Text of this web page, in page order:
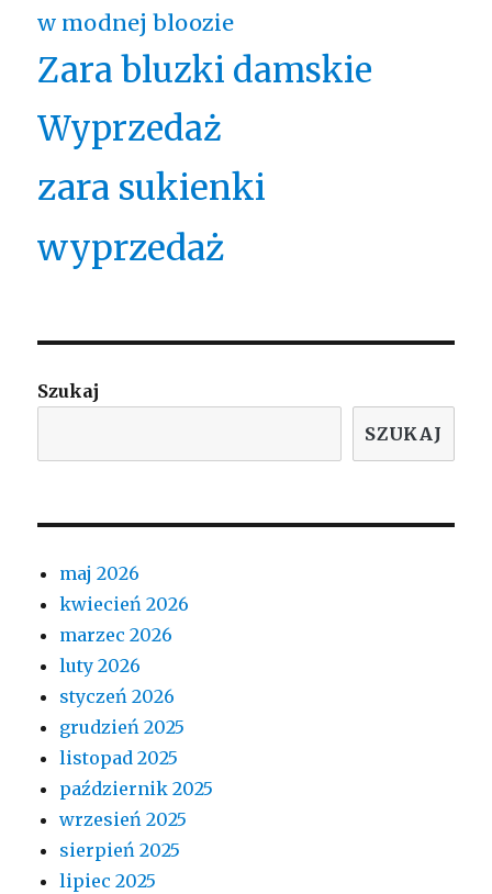
w modnej bloozie
Zara bluzki damskie
Wyprzedaż
zara sukienki
wyprzedaż
Szukaj
SZUKAJ
maj 2026
kwiecień 2026
marzec 2026
luty 2026
styczeń 2026
grudzień 2025
listopad 2025
październik 2025
wrzesień 2025
sierpień 2025
lipiec 2025